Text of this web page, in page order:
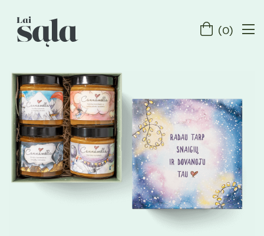
(0)